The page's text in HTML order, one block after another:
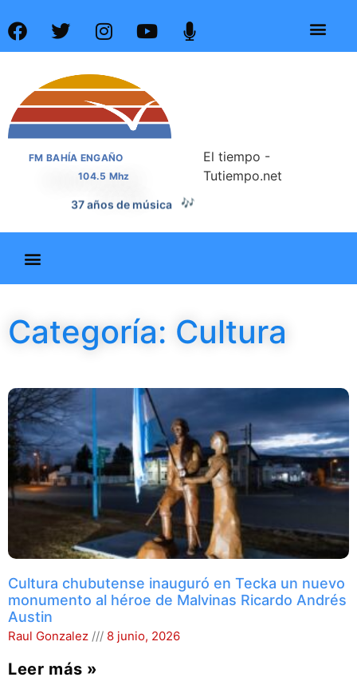
FM BAHÍA ENGAÑO
104.5 Mhz
37 años de noticias 📰
El tiempo -
Tutiempo.net
Categoría: Cultura
Cultura chubutense inauguró en Tecka un nuevo
monumento al héroe de Malvinas Ricardo Andrés
Austin
Raul Gonzalez 8 junio, 2026
Leer más »